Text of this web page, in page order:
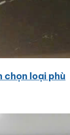
chọn loại phù